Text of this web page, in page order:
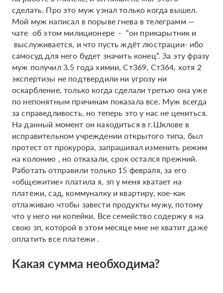
сделать. Про это муж узнал только когда вышел.
Мой муж написал в порыве гнева в телеграмм —
чате об этом милиционере - “он прикарытник и
выслуживается, и что пусть ждёт люстрации- ибо
самосуд для него будет значить конец”. За эту фразу
муж получил 3.5 года химии, Ст369, Ст364, хотя 2
экспертизы не подтвердили ни угрозу ни
оскарбление, только когда сделали третью она уже
по непонятным причинам показала все. Муж всегда
за справедливость, но теперь это у нас не цениться.
На данный момент он находиться в г.Шклове в
исправительном учреждении открытого типа, был
протест от прокурора, запрашивал изменить режим
на колонию , но отказали, срок остался прежний.
Работать отправили только 15 февраля, за его
«общежитие» платила я, зп у меня хватает на
платежи, сад, коммуналку и квартиру, кое-как
отлаживаю чтобы завести продукты мужу, потому
что у него ни копейки. Все семейство содержу я на
свою зп, которой в этом месяце мне не хватит даже
оплатить все платежи .
Какая сумма необходима?